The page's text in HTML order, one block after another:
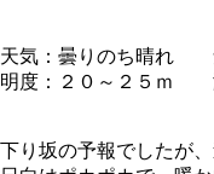
天気：曇りのち晴
明度：２０～２５ｍ
下り坂の予報でしたが